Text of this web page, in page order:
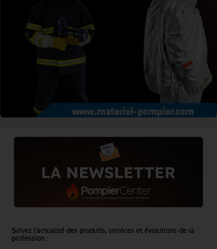
Suivez l'actualité des produits, services et évolutions de la
profession :